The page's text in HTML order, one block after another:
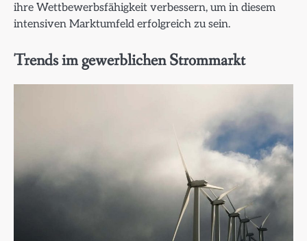
ihre Wettbewerbsfähigkeit verbessern, um in diesem
intensiven Marktumfeld erfolgreich zu sein.
Trends im gewerblichen Strommarkt